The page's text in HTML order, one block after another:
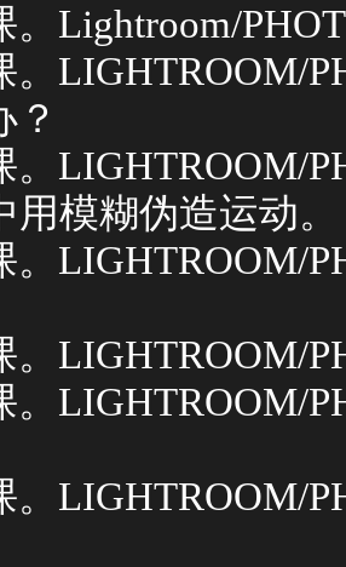
。Lightroom/
。LIGHTROOM/
？
。LIGHTROOM/
用模糊伪造运动。
。LIGHTROOM/
。LIGHTROOM/
。LIGHTROOM/
。LIGHTROOM/